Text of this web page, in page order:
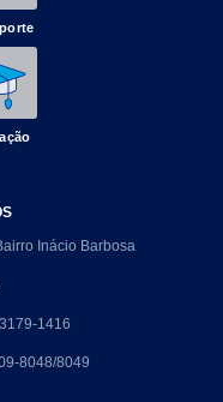
Inácio Barbosa
1416
8048/8049